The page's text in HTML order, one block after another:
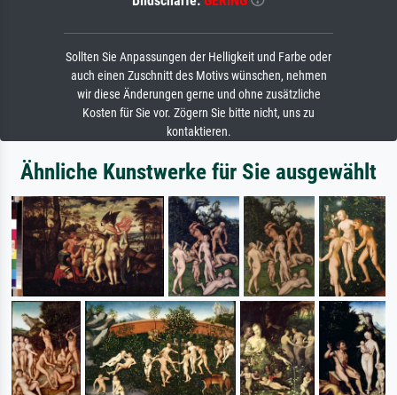
Sollten Sie Anpassungen der Helligkeit und Farbe oder
auch einen Zuschnitt des Motivs wünschen, nehmen
wir diese Änderungen gerne und ohne zusätzliche
Kosten für Sie vor. Zögern Sie bitte nicht, uns zu
kontaktieren.
Ähnliche Kunstwerke für Sie ausgewählt